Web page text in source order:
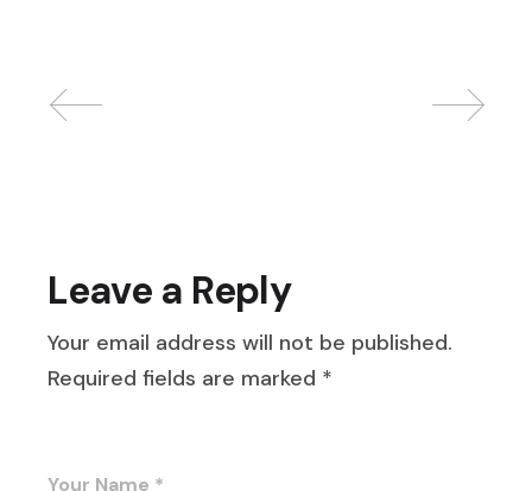
Leave a Reply
Your email address will not be published.
Required fields are marked *